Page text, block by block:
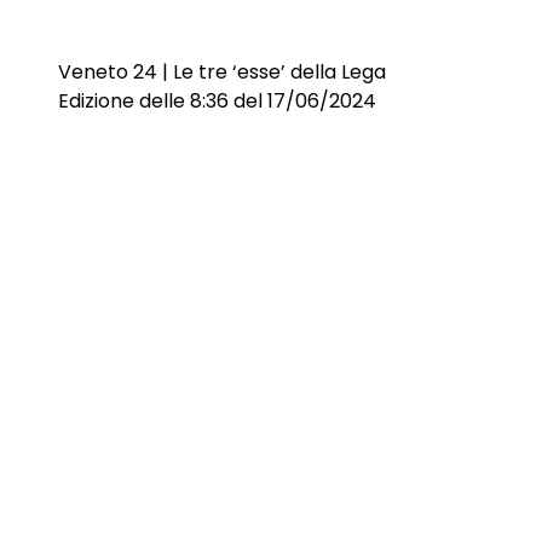
Veneto 24 | Le tre ‘esse’ della Lega
Edizione delle 8:36 del 17/06/2024